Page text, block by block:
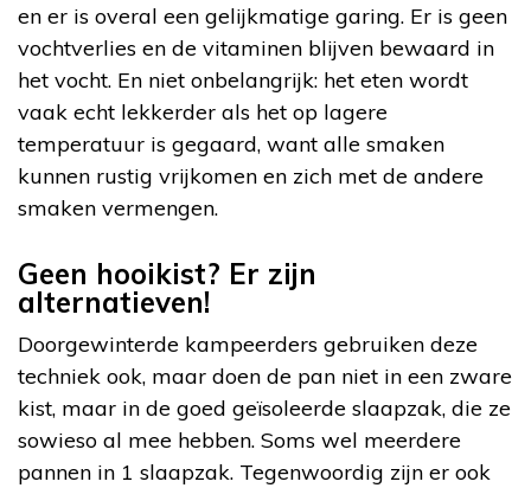
en er is overal een gelijkmatige garing. Er is geen
vochtverlies en de vitaminen blijven bewaard in
het vocht. En niet onbelangrijk: het eten wordt
vaak echt lekkerder als het op lagere
temperatuur is gegaard, want alle smaken
kunnen rustig vrijkomen en zich met de andere
smaken vermengen.
Geen hooikist? Er zijn
alternatieven!
Doorgewinterde kampeerders gebruiken deze
techniek ook, maar doen de pan niet in een zware
kist, maar in de goed geïsoleerde slaapzak, die ze
sowieso al mee hebben. Soms wel meerdere
pannen in 1 slaapzak. Tegenwoordig zijn er ook